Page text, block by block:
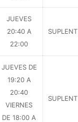
JUEVES
20:40 A
22:00
JUEVES DE
19:20 A
20:40
VIERNES
DE 18:00 A